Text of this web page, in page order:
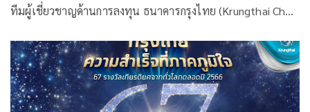
ทีมผู้เชี่ยวชาญด้านการลงทุน ธนาคารกรุงไทย (Krungthai Ch…